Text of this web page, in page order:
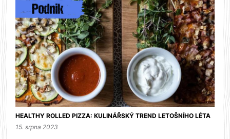
HEALTHY ROLLED PIZZA: KULINÁŘSKÝ TREND LETOŠNÍHO LÉTA
15. srpna 2023